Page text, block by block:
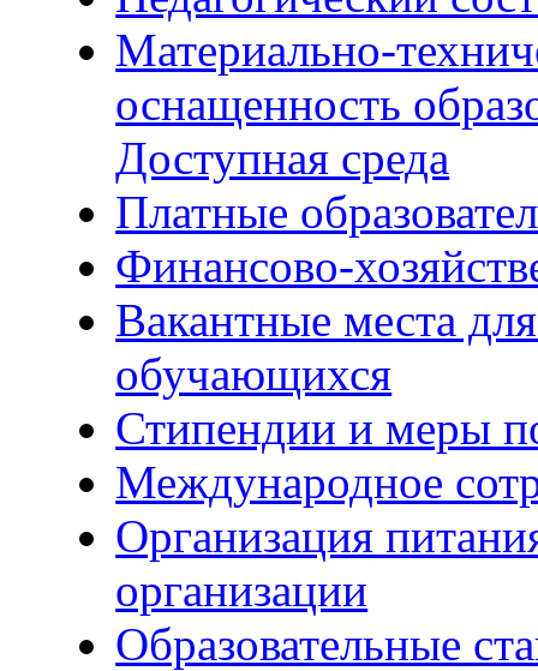
Материально-
оснащенность
Доступная среда
Платные
Финансово-
Вакантные места
обучающихся
Стипендии и меры
Международное
Организация
организации
Образовательные